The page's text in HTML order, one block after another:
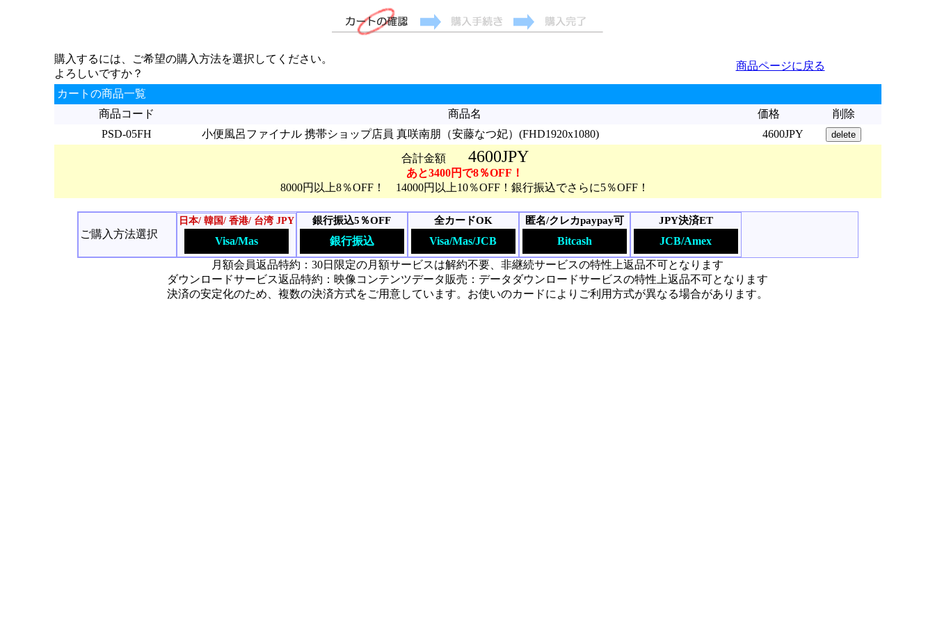
購入するには、ご希望の購入方法を選択してください。
よろしいですか？
商品ページに戻る
カートの商品一覧
商品コード
商品名 価格
削除
PSD-05FH
小便風呂ファイナル 携帯ショップ店員 真咲南朋（安藤なつ妃）(FHD1920x1080) 4600JPY
合計金額 4600JPY
あと3400円で8％OFF！
8000円以上8％OFF！ 14000円以上10％OFF！銀行振込でさらに5％OFF！
ご購入方法選択
日本/ 韓国/ 香港/ 台湾 JPY
Visa/Mas
銀行振込5％OFF
銀行振込
全カードOK
Visa/Mas/JCB
匿名/クレカpaypay可
Bitcash
JPY決済ET
JCB/Amex
月額会員返品特約：30日限定の月額サービスは解約不要、非継続サービスの特性上返品不可となります
ダウンロードサービス返品特約：映像コンテンツデータ販売：データダウンロードサービスの特性上返品不可となります
決済の安定化のため、複数の決済方式をご用意しています。お使いのカードによりご利用方式が異なる場合があります。